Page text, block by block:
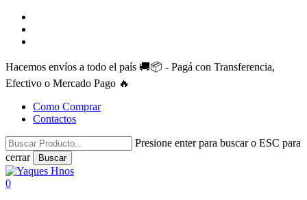
Skip
main
Hacemos envíos a todo el país 🚚📦 - Pagá con Transferencia,
Efectivo o Mercado Pago 🔥
Como Comprar
Contactos
Presione enter para buscar o ESC para
cerrar
Buscar
Close
Search
search
account
0